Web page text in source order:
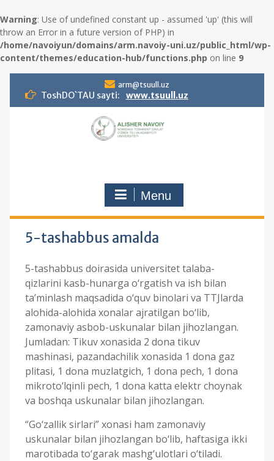
Warning: Use of undefined constant up - assumed 'up' (this will
throw an Error in a future version of PHP) in
/home/navoiyun/domains/arm.navoiy-uni.uz/public_html/wp-
content/themes/education-hub/functions.php on line 9
i
n
arm@tsuull.uz
ToshDO`TAU sayti: www.tsuull.uz
Menu
5-tashabbus amalda
5-tashabbus doirasida universitet talaba-
qizlarini kasb-hunarga o‘rgatish va ish bilan
ta’minlash maqsadida o‘quv binolari va TTJlarda
alohida-alohida xonalar ajratilgan bo‘lib,
zamonaviy asbob-uskunalar bilan jihozlangan.
Jumladan: Tikuv xonasida 2 dona tikuv
mashinasi, pazandachilik xonasida 1 dona gaz
plitasi, 1 dona muzlatgich, 1 dona pech, 1 dona
mikroto‘lqinli pech, 1 dona katta elektr choynak
va boshqa uskunalar bilan jihozlangan.
“Go‘zallik sirlari” xonasi ham zamonaviy
uskunalar bilan jihozlangan bo‘lib, haftasiga ikki
marotibada to‘garak mashg‘ulotlari o‘tiladi.